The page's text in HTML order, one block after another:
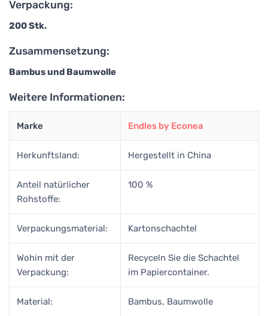
Verpackung:
200 Stk.
Zusammensetzung:
Bambus und Baumwolle
Weitere Informationen:
Marke Endles by Econea
Herkunftsland: Hergestellt in China
Anteil natürlicher
Rohstoffe:
100 %
Verpackungsmaterial: Kartonschachtel
Wohin mit der
Verpackung:
Recyceln Sie die Schachtel
im Papiercontainer.
Material: Bambus, Baumwolle